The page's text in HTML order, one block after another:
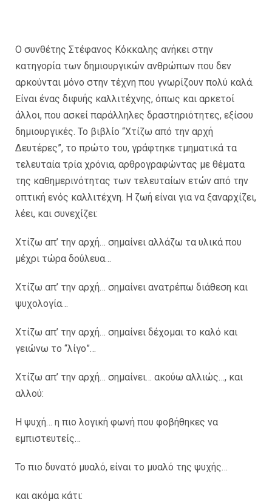
Ο συνθέτης Στέφανος Κόκκαλης ανήκει στην
κατηγορία των δημιουργικών ανθρώπων που δεν
αρκούνται μόνο στην τέχνη που γνωρίζουν πολύ καλά.
Είναι ένας διφυής καλλιτέχνης, όπως και αρκετοί
άλλοι, που ασκεί παράλληλες δραστηριότητες, εξίσου
δημιουργικές. Το βιβλίο “Χτίζω από την αρχή
Δευτέρες”, το πρώτο του, γράφτηκε τμηματικά τα
τελευταία τρία χρόνια, αρθρογραφώντας με θέματα
της καθημερινότητας των τελευταίων ετών από την
οπτική ενός καλλιτέχνη. Η ζωή είναι για να ξαναρχίζει,
λέει, και συνεχίζει:
Χτίζω απ’ την αρχή… σημαίνει αλλάζω τα υλικά που
μέχρι τώρα δούλευα…
Χτίζω απ’ την αρχή… σημαίνει ανατρέπω διάθεση και
ψυχολογία…
Χτίζω απ’ την αρχή… σημαίνει δέχομαι το καλό και
γειώνω το “λίγο”…
Χτίζω απ’ την αρχή… σημαίνει… ακούω αλλιώς…, και
αλλού:
Η ψυχή… η πιο λογική φωνή που φοβήθηκες να
εμπιστευτείς…
Το πιο δυνατό μυαλό, είναι το μυαλό της ψυχής…
και ακόμα κάτι: